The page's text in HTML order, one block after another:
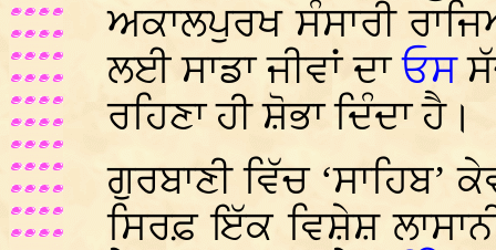
ਅਕਾਲਪੁਰਖ ਸੰਸਾਰੀ
ਲਈ ਸਾਡਾ ਜੀਵਾਂ ਦਾਓਸ
ਰਹਿਣਾ ਹੀ ਸ਼ੋਭਾ ਦਿੰਦਾ ਹੈ।
ਗੁਰਬਾਣੀ ਵਿੱਚ
ਸਿਰਫ਼ ਇੱਕ ਵਿਸ਼ੇਸ਼